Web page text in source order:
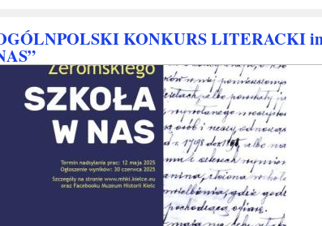
KONKURS LITERACKI